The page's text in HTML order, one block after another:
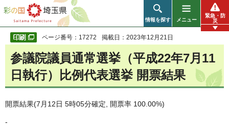
彩の国 埼玉県
情報を探す メニュー
緊急・防
災
ページ番号：17272 掲載日：2023年12月21日
参議院議員通常選挙（平成22年7月11
日執行）比例代表選挙 開票結果
開票結果(7月12日 5時05分確定, 開票率 100.00%)
-